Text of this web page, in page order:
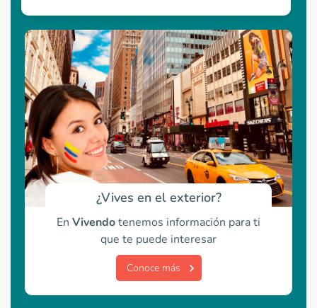
¿Vives en el exterior?
En Vivendotenemos información para ti
que te puede interesar
Conoce más